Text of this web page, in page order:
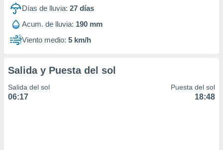
1199
Días de lluvia: 27 días
Acum. de lluvia: 190 mm
Viento medio: 5 km/h
Salida y Puesta del sol
Salida del sol
06:17
Puesta del sol
18:48